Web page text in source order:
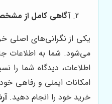
آگاهی کامل از
یکی از نگرانی‌های اصلی
می‌شود. شما به اطلاعات
اطلاعات، دیدگاه شما را
امکانات ایمنی و رفاهی
خرید خود را انجام دهید.